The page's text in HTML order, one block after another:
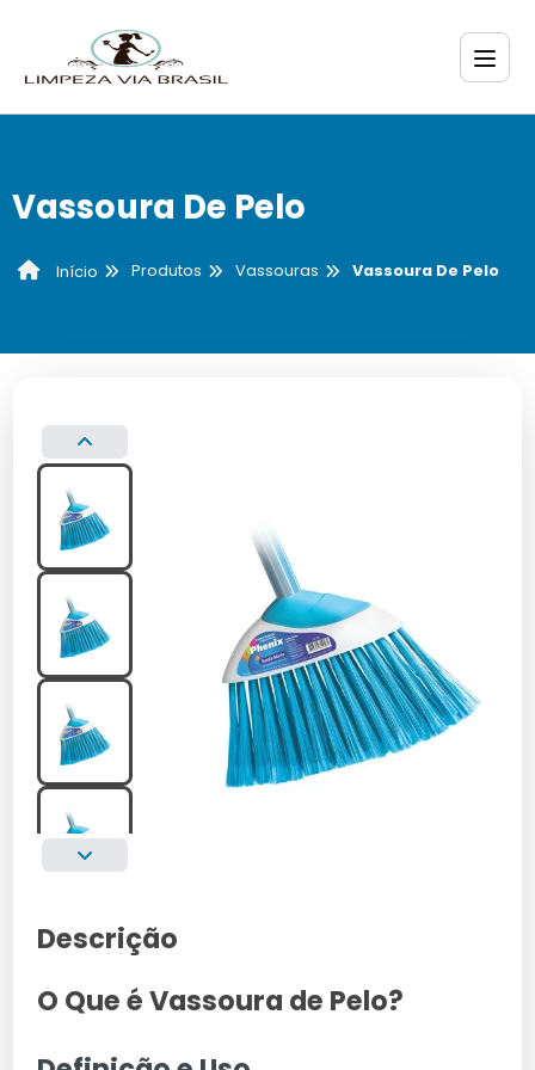
Vassoura De Pelo
Início Produtos Vassouras Vassoura De Pelo
Descrição
O Que é Vassoura de Pelo?